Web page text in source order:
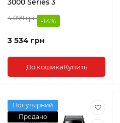
3000 Series 3
4 099 грн -14%
3 534 грн
До кошикаКупить
Популярний
Продано